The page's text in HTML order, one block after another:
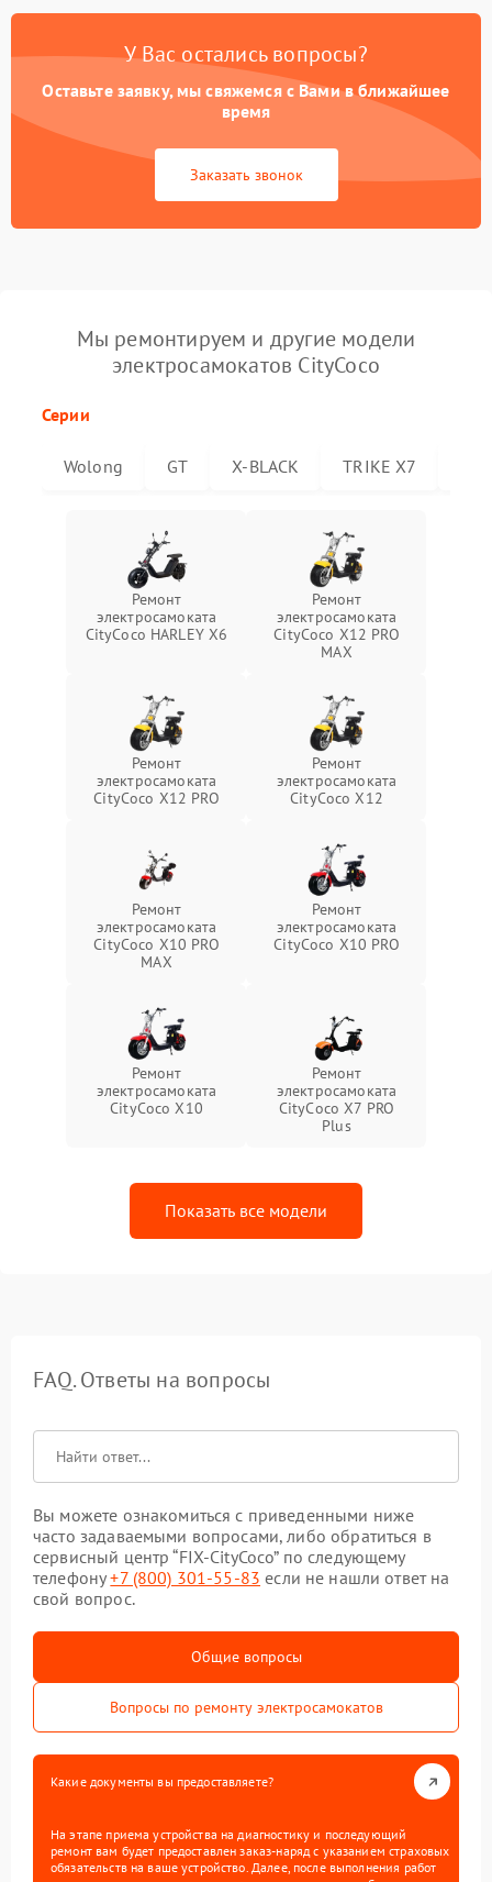
У Вас остались вопросы?
Оставьте заявку, мы свяжемся с Вами в ближайшее
время
Заказать звонок
Мы ремонтируем и другие модели
электросамокатов CityCoco
Серии
Wolong GT X-BLACK TRIKE X7
Ремонт
электросамоката
CityCoco HARLEY X6
Ремонт
электросамоката
CityCoco X12 PRO
MAX
Ремонт
электросамоката
CityCoco X12 PRO
Ремонт
электросамоката
CityCoco X12
Ремонт
электросамоката
CityCoco X10 PRO
MAX
Ремонт
электросамоката
CityCoco X10 PRO
Ремонт
электросамоката
CityCoco X10
Ремонт
электросамоката
CityCoco X7 PRO
Plus
Показать все модели
FAQ. Ответы на вопросы
Вы можете ознакомиться с приведенными ниже
часто задаваемыми вопросами, либо обратиться в
сервисный центр “FIX-CityCoco” по следующему
телефону+7 (800) 301-55-83 если не нашли ответ на
свой вопрос.
Общие вопросы
Вопросы по ремонту электросамокатов
Какие документы вы предоставляете?
На этапе приема устройства на диагностику и последующий
ремонт вам будет предоставлен заказ-наряд с указанием страховых
обязательств на ваше устройство. Далее, после выполнения работ